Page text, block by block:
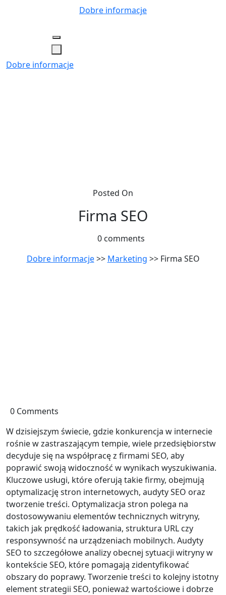
Dobre informacje
Dobre informacje
Posted On
Firma SEO
0 comments
Dobre informacje>> Marketing >> Firma SEO
0 Comments
W dzisiejszym świecie, gdzie konkurencja w internecie
rośnie w zastraszającym tempie, wiele przedsiębiorstw
decyduje się na współpracę z firmami SEO, aby
poprawić swoją widoczność w wynikach wyszukiwania.
Kluczowe usługi, które oferują takie firmy, obejmują
optymalizację stron internetowych, audyty SEO oraz
tworzenie treści. Optymalizacja stron polega na
dostosowywaniu elementów technicznych witryny,
takich jak prędkość ładowania, struktura URL czy
responsywność na urządzeniach mobilnych. Audyty
SEO to szczegółowe analizy obecnej sytuacji witryny w
kontekście SEO, które pomagają zidentyfikować
obszary do poprawy. Tworzenie treści to kolejny istotny
element strategii SEO, ponieważ wartościowe i dobrze